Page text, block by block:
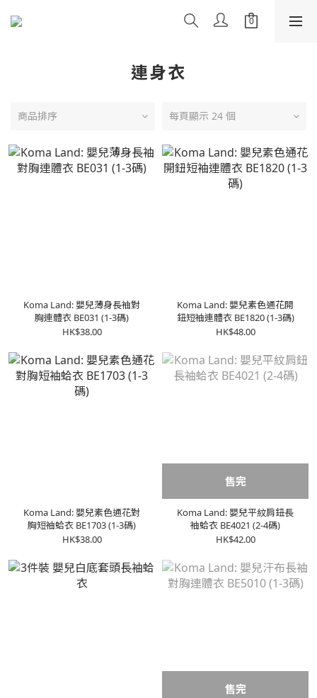
連身衣
商品排序 每頁顯示 24 個
Koma Land: 嬰兒薄身長袖對
胸連體衣 BE031 (1-3碼)
HK$38.00
Koma Land: 嬰兒素色通花開
鈕短袖連體衣 BE1820 (1-3碼)
HK$48.00
Koma Land: 嬰兒素色通花對
胸短袖蛤衣 BE1703 (1-3碼)
HK$38.00
售完
Koma Land: 嬰兒平紋肩鈕長
袖蛤衣 BE4021 (2-4碼)
HK$42.00
售完